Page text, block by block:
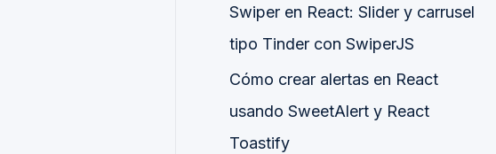
Swiper en React: Slider y carrusel
tipo Tinder con SwiperJS
Cómo crear alertas en React
usando SweetAlert y React
Toastify